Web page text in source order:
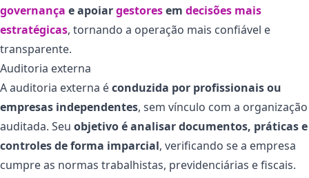
governança e apoiargestoresem decisões mais
estratégicas, tornando a operação mais confiável e
transparente.
Auditoria externa
A auditoria externa éconduzida por profissionais ou
empresas independentes, sem vínculo com a organização
auditada. Seu objetivo é analisar documentos, práticas e
controles de forma imparcial, verificando se a empresa
cumpre as normas trabalhistas, previdenciárias e fiscais.